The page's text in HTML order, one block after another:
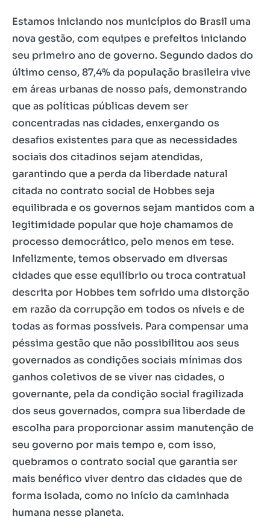
Estamos iniciando nos municípios do Brasil uma
nova gestão, com equipes e prefeitos iniciando
seu primeiro ano de governo. Segundo dados do
último censo, 87,4% da população brasileira vive
em áreas urbanas de nosso país, demonstrando
que as políticas públicas devem ser
concentradas nas cidades, enxergando os
desafios existentes para que as necessidades
sociais dos citadinos sejam atendidas,
garantindo que a perda da liberdade natural
citada no contrato social de Hobbes seja
equilibrada e os governos sejam mantidos com a
legitimidade popular que hoje chamamos de
processo democrático, pelo menos em tese.
Infelizmente, temos observado em diversas
cidades que esse equilíbrio ou troca contratual
descrita por Hobbes tem sofrido uma distorção
em razão da corrupção em todos os níveis e de
todas as formas possíveis. Para compensar uma
péssima gestão que não possibilitou aos seus
governados as condições sociais mínimas dos
ganhos coletivos de se viver nas cidades, o
governante, pela da condição social fragilizada
dos seus governados, compra sua liberdade de
escolha para proporcionar assim manutenção de
seu governo por mais tempo e, com isso,
quebramos o contrato social que garantia ser
mais benéfico viver dentro das cidades que de
forma isolada, como no início da caminhada
humana nesse planeta.